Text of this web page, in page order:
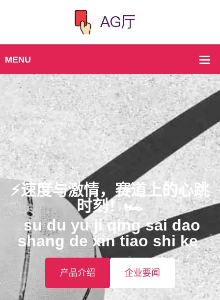
⚡️速度与激情，赛道上的心跳
时刻！🏎️
️ su du yu ji qing sai dao
shang de xin tiao shi ke ️
产品介绍 企业要闻